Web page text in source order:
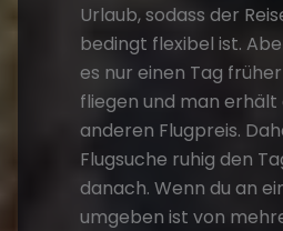
Urlaub, sodass der
bedingt flexibel ist.
es nur einen Tag
fliegen und man erhält
anderen Flugpreis.
Flugsuche ruhig den
danach. Wenn du an
umgeben ist von